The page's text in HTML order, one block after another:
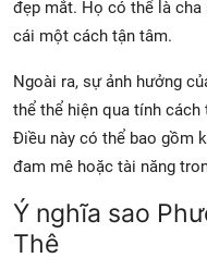
đẹp mắt. Họ có thể là
cái một cách tận tâm.
Ngoài ra, sự ảnh hưởng
thể thể hiện qua tính
Điều này có thể bao gồm
đam mê hoặc tài năng
Ý nghĩa sao
Thê